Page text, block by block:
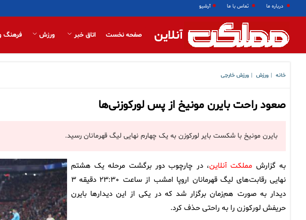
درباره ما تماس با ما آرشیو
آنلاین صفحه نخست اتاق خبر ورزش فرهنگ
خانه ورزش ورزش خارجی
صعود راحت بایرن مونیخ از پس لورکوزنی‌ها
بایرن مونیخ با شکست بایر لورکوزن به یک چهارم نهایی لیگ قهرمانان رسید.
به گزارش مملکت آنلاین، در چارچوب دور برگشت مرحله یک هشتم
نهایی رقابت‌های لیگ قهرمانان اروپا امشب از ساعت ۲۳:۳۰ دقیقه ۳
دیدار به صورت هم‌زمان برگزار شد که در یکی از این دیدارها بایرن
حریفش لورکوزن را به راحتی حذف کرد.